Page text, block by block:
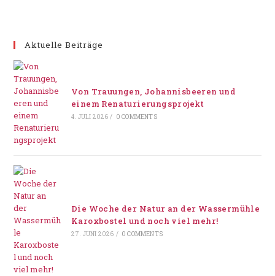
Aktuelle Beiträge
Von Trauungen, Johannisbeeren und
einem Renaturierungsprojekt
4. JULI 2026 / 0 COMMENTS
Die Woche der Natur an der Wassermühle
Karoxbostel und noch viel mehr!
27. JUNI 2026 / 0 COMMENTS